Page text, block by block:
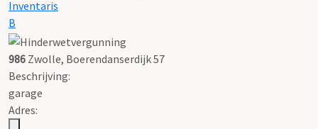
Inventaris
B
986 Zwolle, Boerendanserdijk 57
Beschrijving:
garage
Adres: